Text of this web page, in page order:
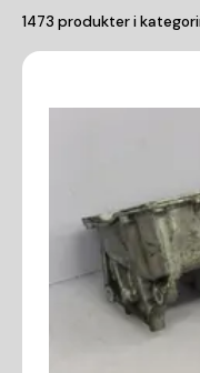
1473 produkter i